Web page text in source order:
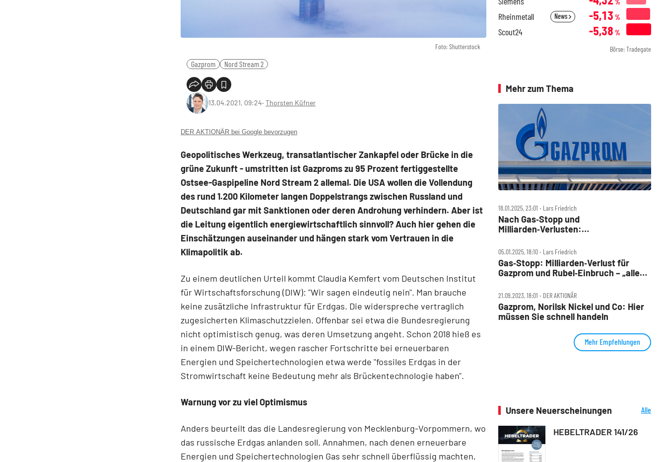
Foto: Shutterstock
Gazprom Nord Stream 2
13.04.2021, 09:24‧ Thorsten Küfner
DER AKTIONÄR bei Google bevorzugen
Geopolitisches Werkzeug, transatlantischer Zankapfel oder Brücke in die
grüne Zukunft - umstritten ist Gazproms zu 95 Prozent fertiggestellte
Ostsee-Gaspipeline Nord Stream 2 allemal. Die USA wollen die Vollendung
des rund 1.200 Kilometer langen Doppelstrangs zwischen Russland und
Deutschland gar mit Sanktionen oder deren Androhung verhindern. Aber ist
die Leitung eigentlich energiewirtschaftlich sinnvoll? Auch hier gehen die
Einschätzungen auseinander und hängen stark vom Vertrauen in die
Klimapolitik ab.
Zu einem deutlichen Urteil kommt Claudia Kemfert vom Deutschen Institut
für Wirtschaftsforschung (DIW): "Wir sagen eindeutig nein". Man brauche
keine zusätzliche Infrastruktur für Erdgas. Die widerspreche vertraglich
zugesicherten Klimaschutzzielen. Offenbar sei etwa die Bundesregierung
nicht optimistisch genug, was deren Umsetzung angeht. Schon 2018 hieß es
in einem DIW-Bericht, wegen rascher Fortschritte bei erneuerbaren
Energien und Speichertechnologien etwa werde "fossiles Erdgas in der
Stromwirtschaft keine Bedeutung mehr als Brückentechnologie haben".
Warnung vor zu viel Optimismus
Anders beurteilt das die Landesregierung von Mecklenburg-Vorpommern, wo
das russische Erdgas anlanden soll. Annahmen, nach denen erneuerbare
Energien und Speichertechnologien Gas sehr schnell überflüssig machten,
%
Rheinmetall News -5,13 %
Scout24 -5,38 %
Börse: Tradegate
Mehr zum Thema
18.01.2025, 23:01 ‧ Lars Friedrich
Nach Gas‑Stopp und
Milliarden‑Verlusten:
05.01.2025, 18:10 ‧ Lars Friedrich
Gas‑Stopp: Milliarden‑Verlust für
Gazprom und Rubel‑Einbruch – „alles
21.09.2023, 18:01 ‧ DER AKTIONÄR
Gazprom, Norilsk Nickel und Co: Hier
müssen Sie schnell handeln
Mehr Empfehlungen
Unsere Neuerscheinungen
Alle
HEBELTRADER 141/26